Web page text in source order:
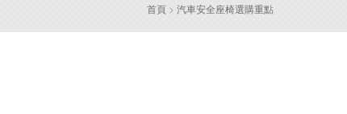
首頁 > 汽車安全座椅選購重點